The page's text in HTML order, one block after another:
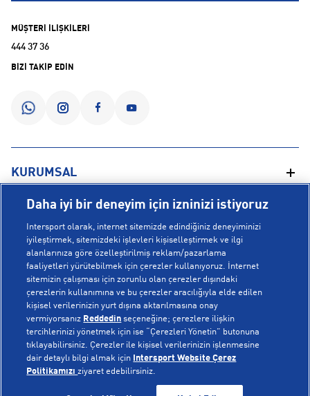
MÜŞTERİ İLİŞKİLERİ
444 37 36
BİZİ TAKİP EDİN
KURUMSAL
Hakkımızda
Mağazalarımız
Bilgi Toplumu Hizmetleri
Gizlilik Politikası
İşlem Rehberi
Kampanyalar
Çerez Politikası
YARDIM
Sipariş Takibi
İptal & İade
Sıkça Sorulan Sorular
Yetkili Servis Listesi
Bize Ulaşın
POPÜLER KOLEKSİYONLAR
Voleybol Milli Takım Formaları
New Balance 408
Nike Initiator
© Copyright INTERSPORT 2026
Üyelik SözleşmesiGizlilikÇerezler
Daha iyi bir deneyim için izninizi istiyoruz
Intersport olarak, internet sitemizde edindiğiniz deneyiminizi
iyileştirmek, sitemizdeki işlevleri kişiselleştirmek ve ilgi
alanlarınıza göre özelleştirilmiş reklam/pazarlama
faaliyetleri yürütebilmek için çerezler kullanıyoruz. İnternet
sitemizin çalışması için zorunlu olan çerezler dışındaki
çerezlerin kullanımına ve bu çerezler aracılığıyla elde edilen
kişisel verilerinizin yurt dışına aktarılmasına onay
vermiyorsanız Reddedin seçeneğine; çerezlere ilişkin
tercihlerinizi yönetmek için ise “Çerezleri Yönetin” butonuna
tıklayabilirsiniz. Çerezler ile kişisel verilerinizin işlenmesine
dair detaylı bilgi almak için
Intersport Website Çerez
Politikamızıziyaret edebilirsiniz.